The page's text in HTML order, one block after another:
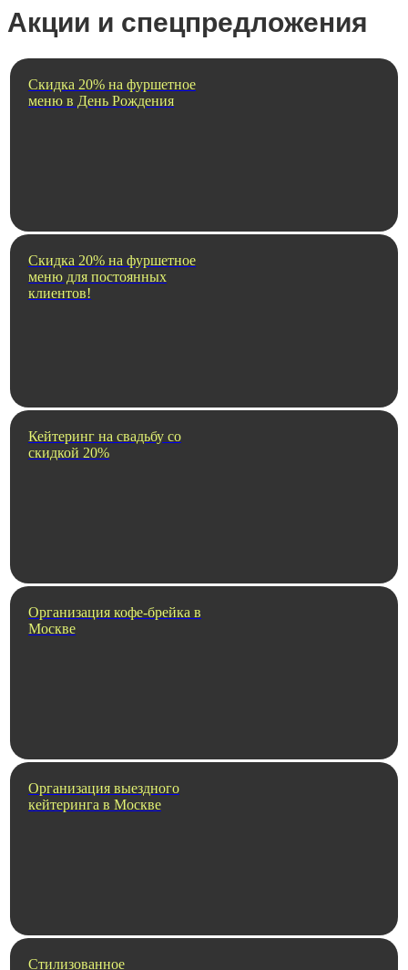
Акции и спецпредложения
Скидка 20% на фуршетное
меню в День Рождения
Скидка 20% на фуршетное
меню для постоянных
клиентов!
Кейтеринг на свадьбу со
скидкой 20%
Организация кофе-брейка в
Москве
Организация выездного
кейтеринга в Москве
Стилизованное